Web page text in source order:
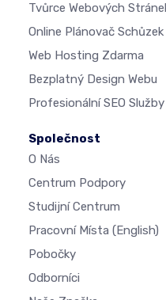
Tvůrce Webových
Online Plánovač Schůzek
Web Hosting Zdarma
Bezplatný Design Webu
Profesionální SEO Služby
Společnost
O Nás
Centrum Podpory
Studijní Centrum
Pracovní Místa (English)
Pobočky
Odborníci